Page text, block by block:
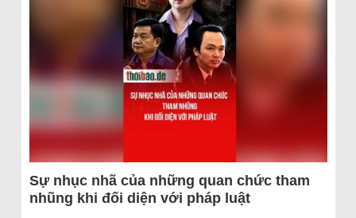
Sự nhục nhã của những quan chức tham
nhũng khi đối diện với pháp luật